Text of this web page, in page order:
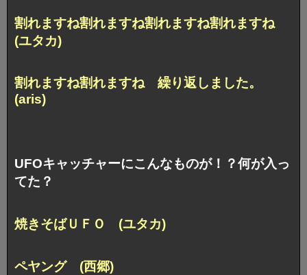
割れますね割れますね割れますね割れますね
(ユタカ)
割れますね割れますね 繰り返しました。
(aris)
UFOキャッチャーにこんなものが！？何が入っ
てた？
焼きそばＵＦＯ (ユタカ)
ペヤング (西郷)